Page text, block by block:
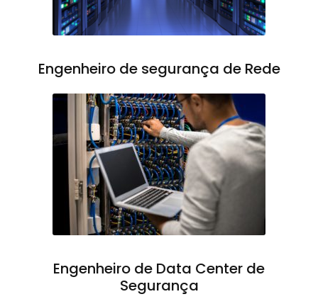
Engenheiro de segurança de Rede
Engenheiro de Data Center de
Segurança